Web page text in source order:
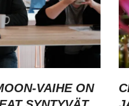
VAIHE ON